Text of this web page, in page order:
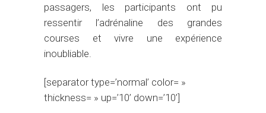
passagers, les participants ont pu
ressentir l’adrénaline des grandes
courses et vivre une expérience
inoubliable.
[separator type=’normal’ color= »
thickness= » up=’10’ down=’10’]